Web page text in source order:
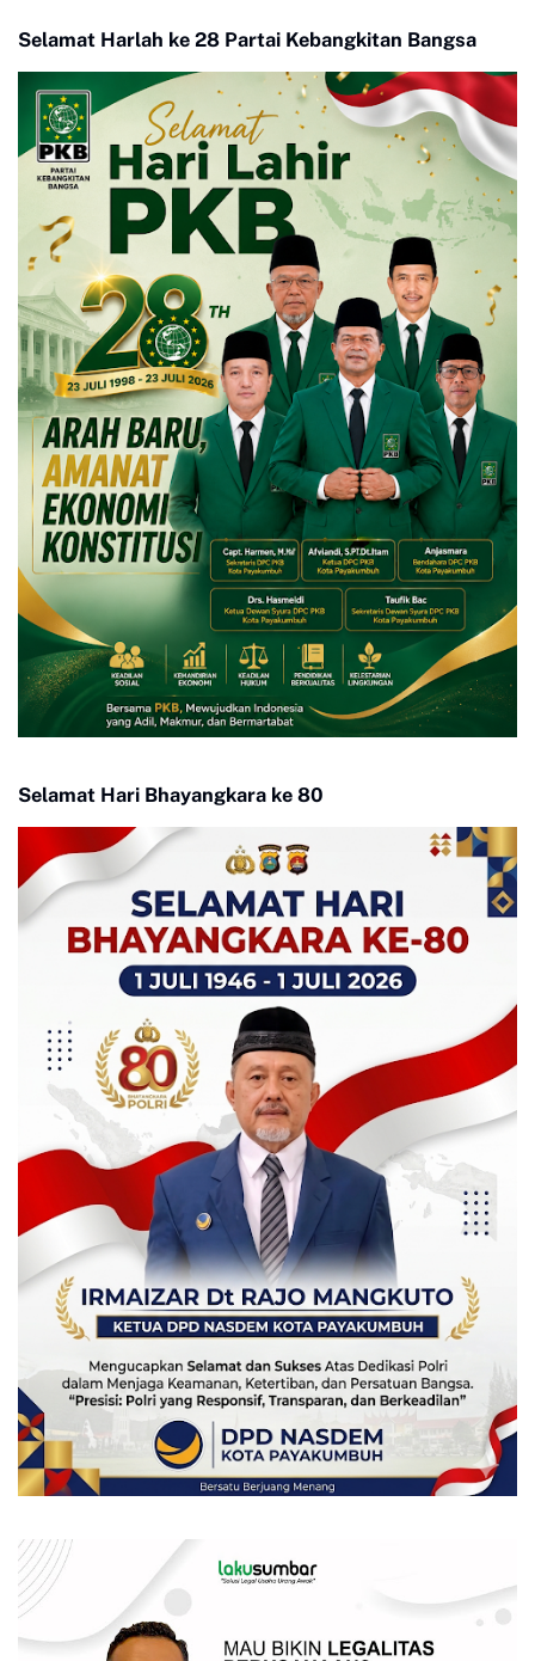
Selamat Harlah ke 28 Partai Kebangkitan Bangsa
Selamat Hari Bhayangkara ke 80